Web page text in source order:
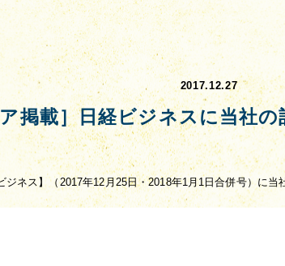
2017.12.27
掲載］日経ビジネスに当社の
ジネス】（2017年12月25日・2018年1月1日合併号）に当